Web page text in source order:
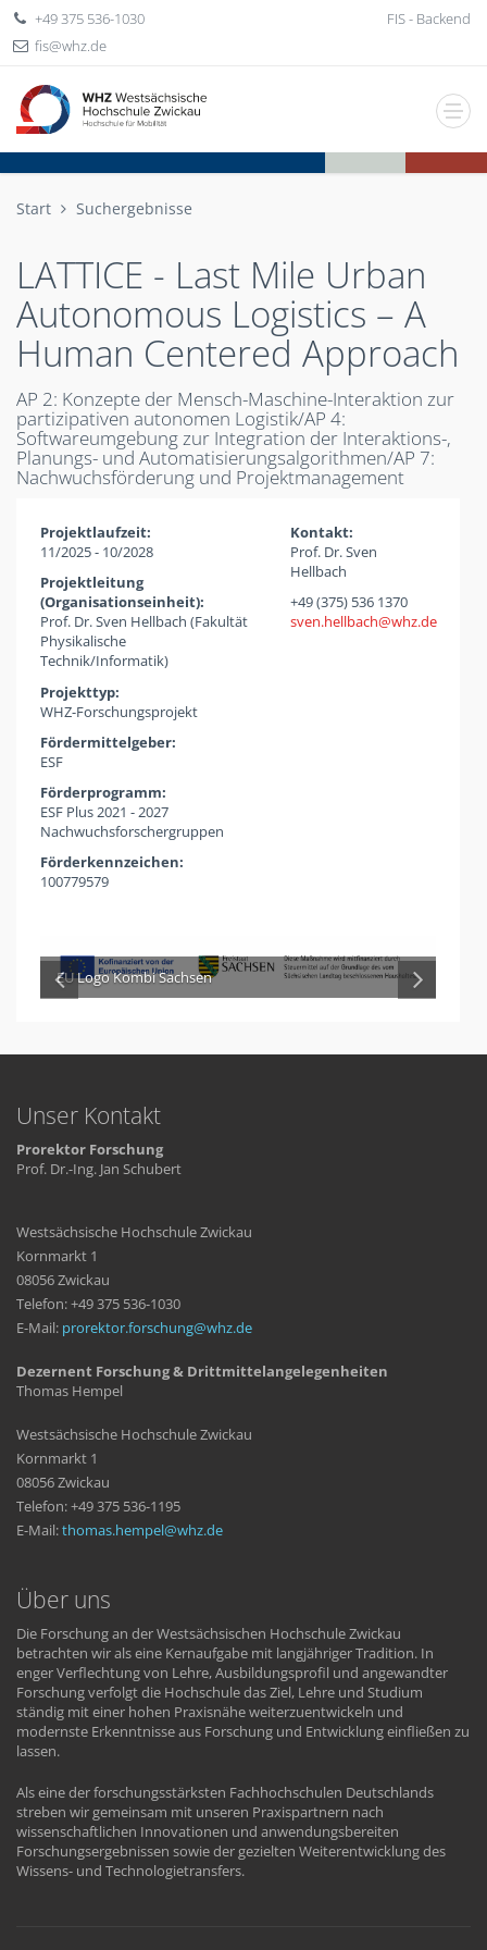
+49 375 536-1030
fis
whzde
FIS - Backend
Start Suchergebnisse
LATTICE - Last Mile Urban
Autonomous Logistics – A
Human Centered Approach
AP 2: Konzepte der Mensch-Maschine-Interaktion zur
partizipativen autonomen Logistik/AP 4:
Softwareumgebung zur Integration der Interaktions-,
Planungs- und Automatisierungsalgorithmen/AP 7:
Nachwuchsförderung und Projektmanagement
Projektlaufzeit:
11/2025 - 10/2028
Projektleitung
(Organisationseinheit):
Prof. Dr. Sven Hellbach (Fakultät
Physikalische
Technik/Informatik)
Projekttyp:
WHZ-Forschungsprojekt
Kontakt:
Prof. Dr. Sven
Hellbach
+49 (375) 536 1370
sven.hellbach
whzde
Fördermittelgeber:
ESF
Förderprogramm:
ESF Plus 2021 - 2027
Nachwuchsforschergruppen
Förderkennzeichen:
100779579
EU Logo Kombi Sachsen
Unser Kontakt
Prorektor Forschung
Prof. Dr.-Ing. Jan Schubert
Westsächsische Hochschule Zwickau
Kornmarkt 1
08056 Zwickau
Telefon: +49 375 536-1030
E-Mail: prorektor.forschung whzde
Dezernent Forschung & Drittmittelangelegenheiten
Thomas Hempel
Westsächsische Hochschule Zwickau
Kornmarkt 1
08056 Zwickau
Telefon: +49 375 536-1195
E-Mail:thomas.hempel whzde
Über uns
Die Forschung an der Westsächsischen Hochschule Zwickau
betrachten wir als eine Kernaufgabe mit langjähriger Tradition. In
enger Verflechtung von Lehre, Ausbildungsprofil und angewandter
Forschung verfolgt die Hochschule das Ziel, Lehre und Studium
ständig mit einer hohen Praxisnähe weiterzuentwickeln und
modernste Erkenntnisse aus Forschung und Entwicklung einfließen zu
lassen.
Als eine der forschungsstärksten Fachhochschulen Deutschlands
streben wir gemeinsam mit unseren Praxispartnern nach
wissenschaftlichen Innovationen und anwendungsbereiten
Forschungsergebnissen sowie der gezielten Weiterentwicklung des
Wissens- und Technologietransfers.